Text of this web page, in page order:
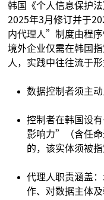
韩国《个人信息保护
2025年3月修订并于
内代理人”制度由程序
境外企业仅需在韩国
人，实践中往往流于
数据控制者须主
控制者在韩国设
影响力”（含任命
的，该实体须被
代理人职责涵盖
作、对数据主体